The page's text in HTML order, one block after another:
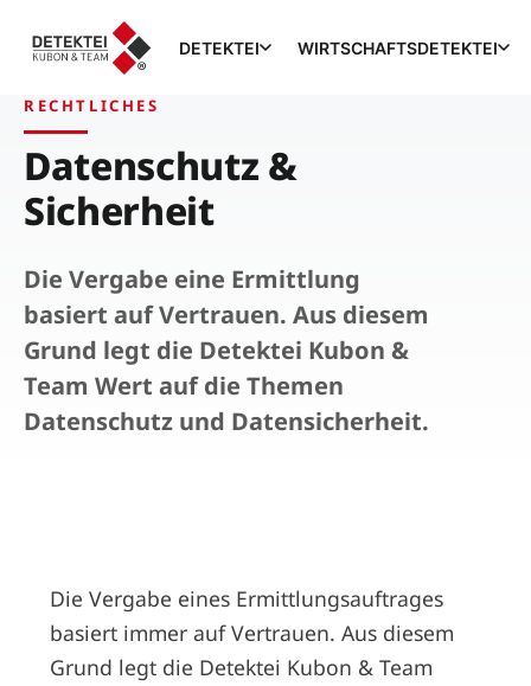
DETEKTEI WIRTSCHAFTSDETEKTEI
RECHTLICHES
Datenschutz &
Sicherheit
Die Vergabe eine Ermittlung
basiert auf Vertrauen. Aus diesem
Grund legt die Detektei Kubon &
Team Wert auf die Themen
Datenschutz und Datensicherheit.
Die Vergabe eines Ermittlungsauftrages
basiert immer auf Vertrauen. Aus diesem
Grund legt die Detektei Kubon & Team